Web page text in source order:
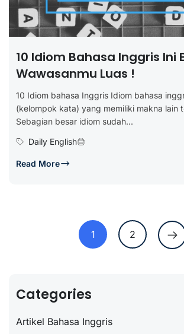
10 Idiom Bahasa Inggris Ini
Wawasanmu Luas !
10 Idiom bahasa Inggris Idiom bahasa
(kelompok kata) yang memiliki makna lain
Sebagian besar idiom sudah...
Daily English
Read More
1 2
Categories
Artikel Bahasa Inggris